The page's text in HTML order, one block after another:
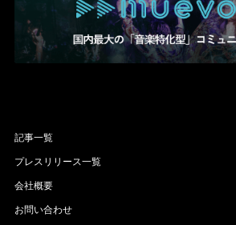
記事一覧
プレスリリース一覧
会社概要
お問い合わせ